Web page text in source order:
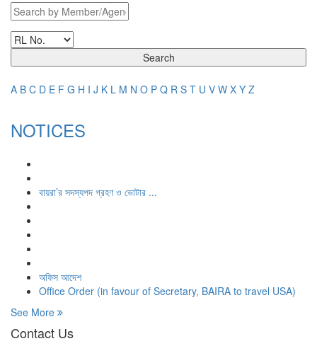
Search
A B C D E F G H I J K L M N O P Q R S T U V W X Y Z
NOTICES
বায়রা’র সদস্যপদ গ্রহণ ও ভোটার ...
অফিস আদেশ
Office Order (in favour of Secretary, BAIRA to travel USA)
See More
Contact Us